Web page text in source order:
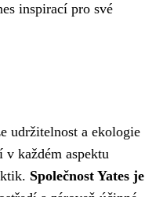
inspirací pro své
udržitelnost a ekologie
každém aspektu
Společnost Yates je